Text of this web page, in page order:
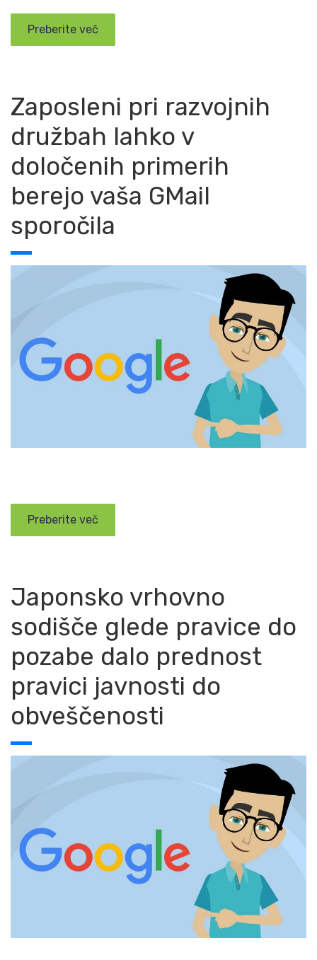
Preberite več
Zaposleni pri razvojnih
družbah lahko v
določenih primerih
berejo vaša GMail
sporočila
Preberite več
Japonsko vrhovno
sodišče glede pravice do
pozabe dalo prednost
pravici javnosti do
obveščenosti